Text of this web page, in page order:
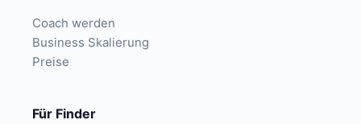
Coach werden
Business Skalierung
Preise
Für Finder